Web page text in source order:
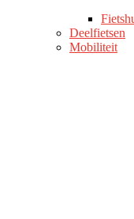
Deelfietsen
Mobiliteit